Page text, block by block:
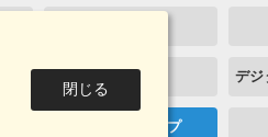
閉じる
株式投資 デジ
リーダーシップ